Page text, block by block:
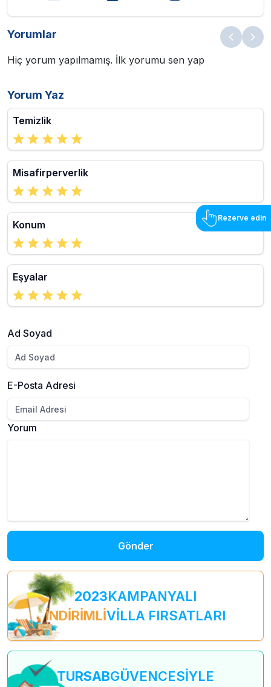
Yorumlar
Hiç yorum yapılmamış. İlk yorumu sen yap
Yorum Yaz
Temizlik
Misafirperverlik
Konum
Eşyalar
Ad Soyad
E-Posta Adresi
Yorum
Gönder
2023KAMPANYALI
İNDİRİMLİVİLLA FIRSATLARI
TURSABGÜVENCESİYLE
Rezerve edin